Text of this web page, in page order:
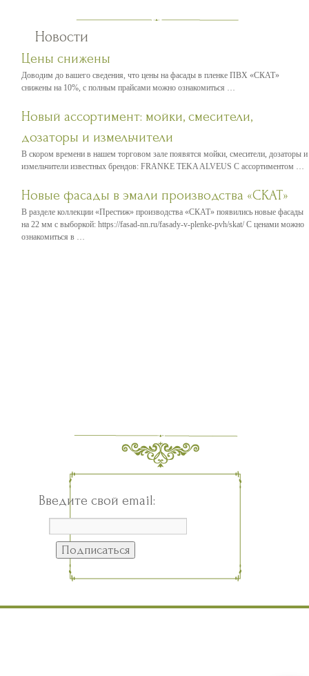
Новости
Цены снижены
Доводим до вашего сведения, что цены на фасады в пленке ПВХ «СКАТ»
снижены на 10%, с полным прайсами можно ознакомиться …
Новый ассортимент: мойки, смесители,
дозаторы и измельчители
В скором времени в нашем торговом зале появятся мойки, смесители, дозаторы и
измельчители известных брендов: FRANKE TEKA ALVEUS С ассортиментом …
Новые фасады в эмали производства «СКАТ»
В разделе коллекции «Престиж» производства «СКАТ» появились новые фасады
на 22 мм с выборкой: https://fasad-nn.ru/fasady-v-plenke-pvh/skat/ С ценами можно
ознакомиться в …
Введите свой email: